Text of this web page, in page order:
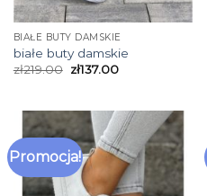
BIAŁE BUTY DAMSKIE
białe buty damskie
zł219.00 zł137.00
Promocja!